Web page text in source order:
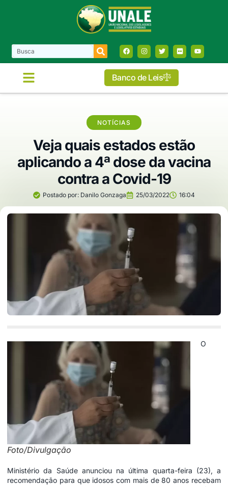
Banco de Leis
NOTÍCIAS
Veja quais estados estão
aplicando a 4ª dose da vacina
contra a Covid-19
Postado por: Danilo Gonzaga 25/03/2022 16:04
Foto/Divulgação
O
Ministério da Saúde anunciou na última quarta-feira (23), a
recomendação para que idosos com mais de 80 anos recebam